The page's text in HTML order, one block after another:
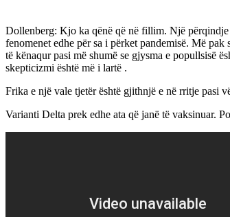
Dollenberg: Kjo ka qënë që në fillim. Një përqindje
fenomenet edhe për sa i përket pandemisë. Më
të kënaqur pasi më shumë se gjysma e popullsisë
skepticizmi është më i lartë .
Frika e një vale tjetër është gjithnjë e në rritje pasi
Varianti Delta prek edhe ata që janë të vaksinuar.